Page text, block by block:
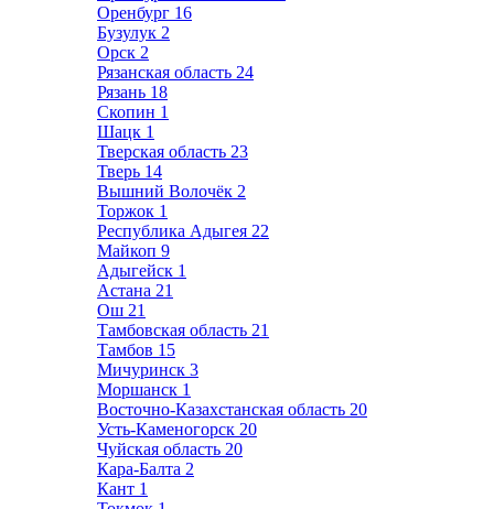
Оренбург 16
Бузулук 2
Орск 2
Рязанская область 24
Рязань 18
Скопин 1
Шацк 1
Тверская область 23
Тверь 14
Вышний Волочёк 2
Торжок 1
Республика Адыгея 22
Майкоп 9
Адыгейск 1
Астана 21
Ош 21
Тамбовская область 21
Тамбов 15
Мичуринск 3
Моршанск 1
Восточно-Казахстанская область 20
Усть-Каменогорск 20
Чуйская область 20
Кара-Балта 2
Кант 1